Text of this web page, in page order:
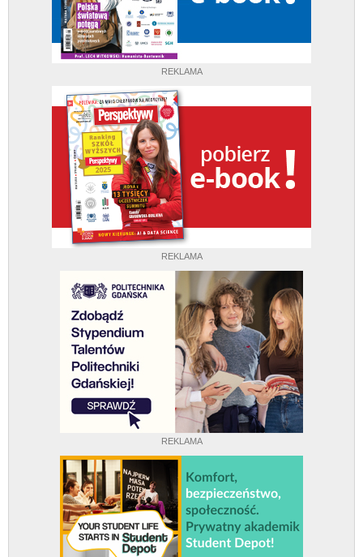
REKLAMA
REKLAMA
REKLAMA